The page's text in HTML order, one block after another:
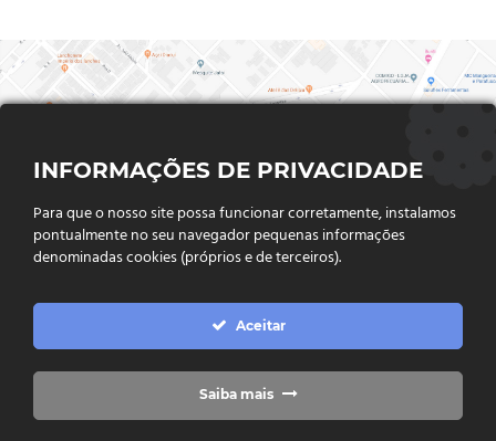
FALE CONOSCO
Endereço:Rua Said Abdalla, Nº 310, Jardim Rio Claro. CEP
75802-035, Jataí - GO
(64) 3632 - 2070
INFORMAÇÕES DE PRIVACIDADE
Para que o nosso site possa funcionar corretamente, instalamos
pontualmente no seu navegador pequenas informações
denominadas cookies (próprios e de terceiros).
Aceitar
Saiba mais